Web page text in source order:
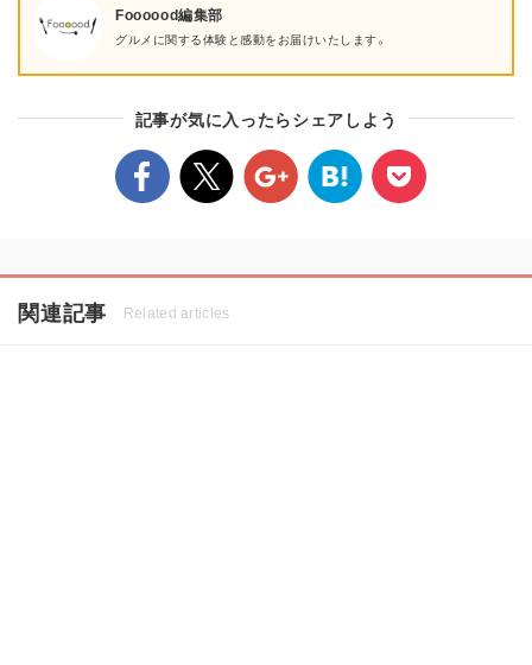
Foooood編集部
グルメに関する体験と感動をお届けいたします。
記事が気に入ったらシェアしよう
関連記事 Related articles